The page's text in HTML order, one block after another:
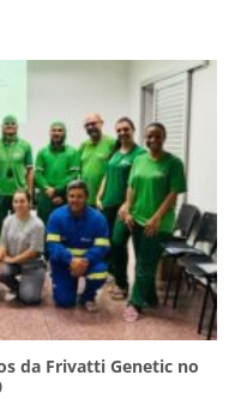
da Frivatti Genetic no